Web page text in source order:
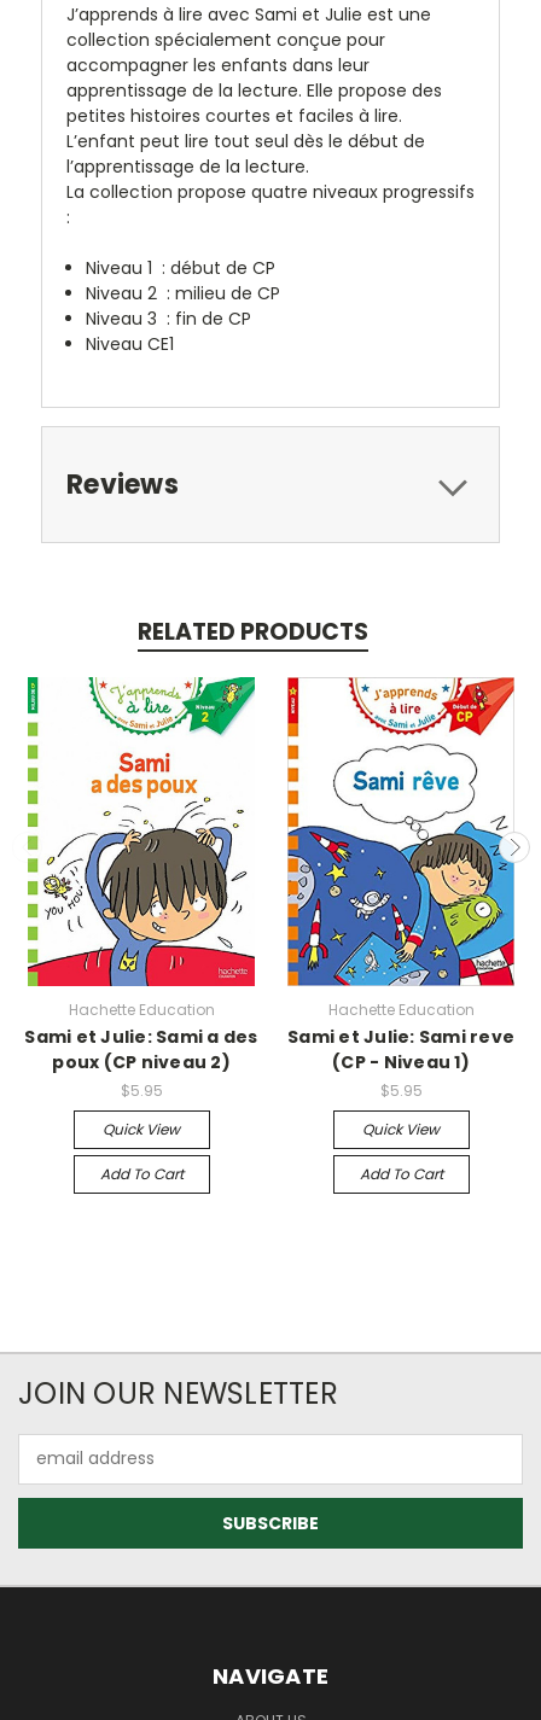
J’apprends à lire avec Sami et Julie est une
collection spécialement conçue pour
accompagner les enfants dans leur
apprentissage de la lecture. Elle propose des
petites histoires courtes et faciles à lire.
L’enfant peut lire tout seul dès le début de
l’apprentissage de la lecture.
La collection propose quatre niveaux progressifs
:
Niveau 1 : début de CP
Niveau 2 : milieu de CP
Niveau 3 : fin de CP
Niveau CE1
Reviews
RELATED PRODUCTS
Hachette Education
Sami et Julie: Sami a des
poux (CP niveau 2)
$5.95
Quick View
Add To Cart
Hachette Education
Sami et Julie: Sami reve
(CP - Niveau 1)
$5.95
Quick View
Add To Cart
JOIN OUR NEWSLETTER
Address
NAVIGATE